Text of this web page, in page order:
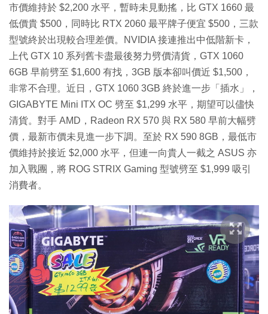
市價維持於 $2,200 水平，暫時未見動搖，比 GTX 1660 最
低價貴 $500，同時比 RTX 2060 最平牌子便宜 $500，三款
型號終於出現較合理差價。NVIDIA 接連推出中低階新卡，
上代 GTX 10 系列舊卡盡最後努力劈價清貨，GTX 1060
6GB 早前劈至 $1,600 有找，3GB 版本卻叫價近 $1,500，
非常不合理。近日，GTX 1060 3GB 終於進一步「插水」，
GIGABYTE Mini ITX OC 劈至 $1,299 水平，期望可以儘快
清貨。對手 AMD，Radeon RX 570 與 RX 580 早前大幅劈
價，最新市價未見進一步下調。至於 RX 590 8GB，最低市
價維持於接近 $2,000 水平，但連一向貴人一截之 ASUS 亦
加入戰團，將 ROG STRIX Gaming 型號劈至 $1,999 吸引
消費者。